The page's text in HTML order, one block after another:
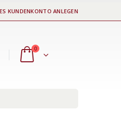
KUNDENKONTO ANLEGEN
0